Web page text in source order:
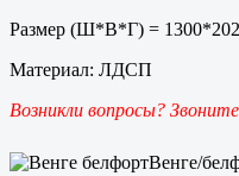
Размер (Ш*В*Г) =
Материал: ЛДСП
Возникли вопросы?
Венге/